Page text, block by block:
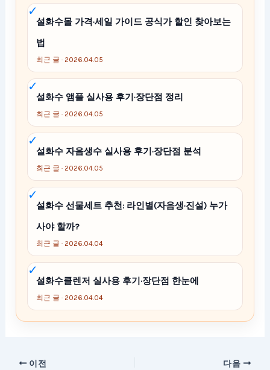
설화수몰 가격·세일 가이드 공식가 할인 찾아보는
법
최근 글 · 2026.04.05
설화수 앰플 실사용 후기·장단점 정리
최근 글 · 2026.04.05
설화수 자음생수 실사용 후기·장단점 분석
최근 글 · 2026.04.05
설화수 선물세트 추천: 라인별(자음생·진설) 누가
사야 할까?
최근 글 · 2026.04.04
설화수클렌저 실사용 후기·장단점 한눈에
최근 글 · 2026.04.04
이전 다음